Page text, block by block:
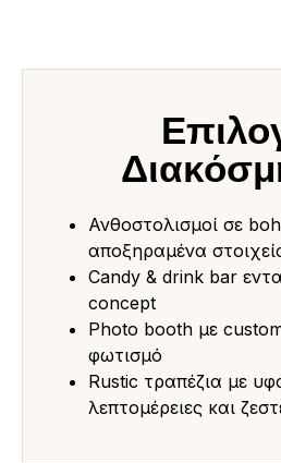
Ανθοστολισμοί σε
αποξηραμένα
Candy & drink bar
concept
Photo booth με
φωτισμό
Rustic τραπέζια με
λεπτομέρειες και